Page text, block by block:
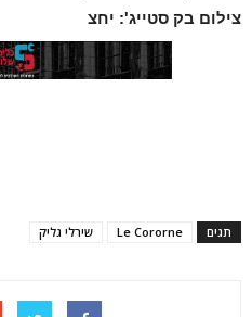
צילום בק סטייג': יחצ
תגים Le Cororne שירלי גליק